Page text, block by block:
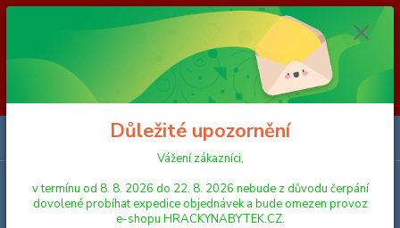
Vážení zákazníci, v termínu od 8. 8. 2026 do 23. 8. 2026 nebude z
důvodu čerpání dovolené probíhat expedice objednávek a bude omezen
provoz e-shopu HRACKYNABYTEK.CZ. Objednávky přijaté, nebo
uhrazené do čtvrtka 6. 8. 2026 budou expedovány v pátek 7. 8. 2026.
Objednávky přijaté, nebo uhrazené od pátku 7. 8. 2026 do neděle 23. 8.
2026 budou postupně expedovány od pondělí 24. 8. 2026. Děkujeme za
pochopení HRACKYNABYTEK.CZ
Menu
Důležité upozornění
Vážení zákazníci,
v termínu od 8. 8. 2026 do 22. 8. 2026 nebude z důvodu čerpání
dovolené probíhat expedice objednávek a bude omezen provoz
e-shopu HRACKYNABYTEK.CZ.